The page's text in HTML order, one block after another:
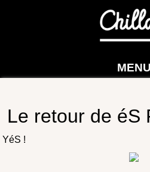
MENU
Le retour de éS
YéS !